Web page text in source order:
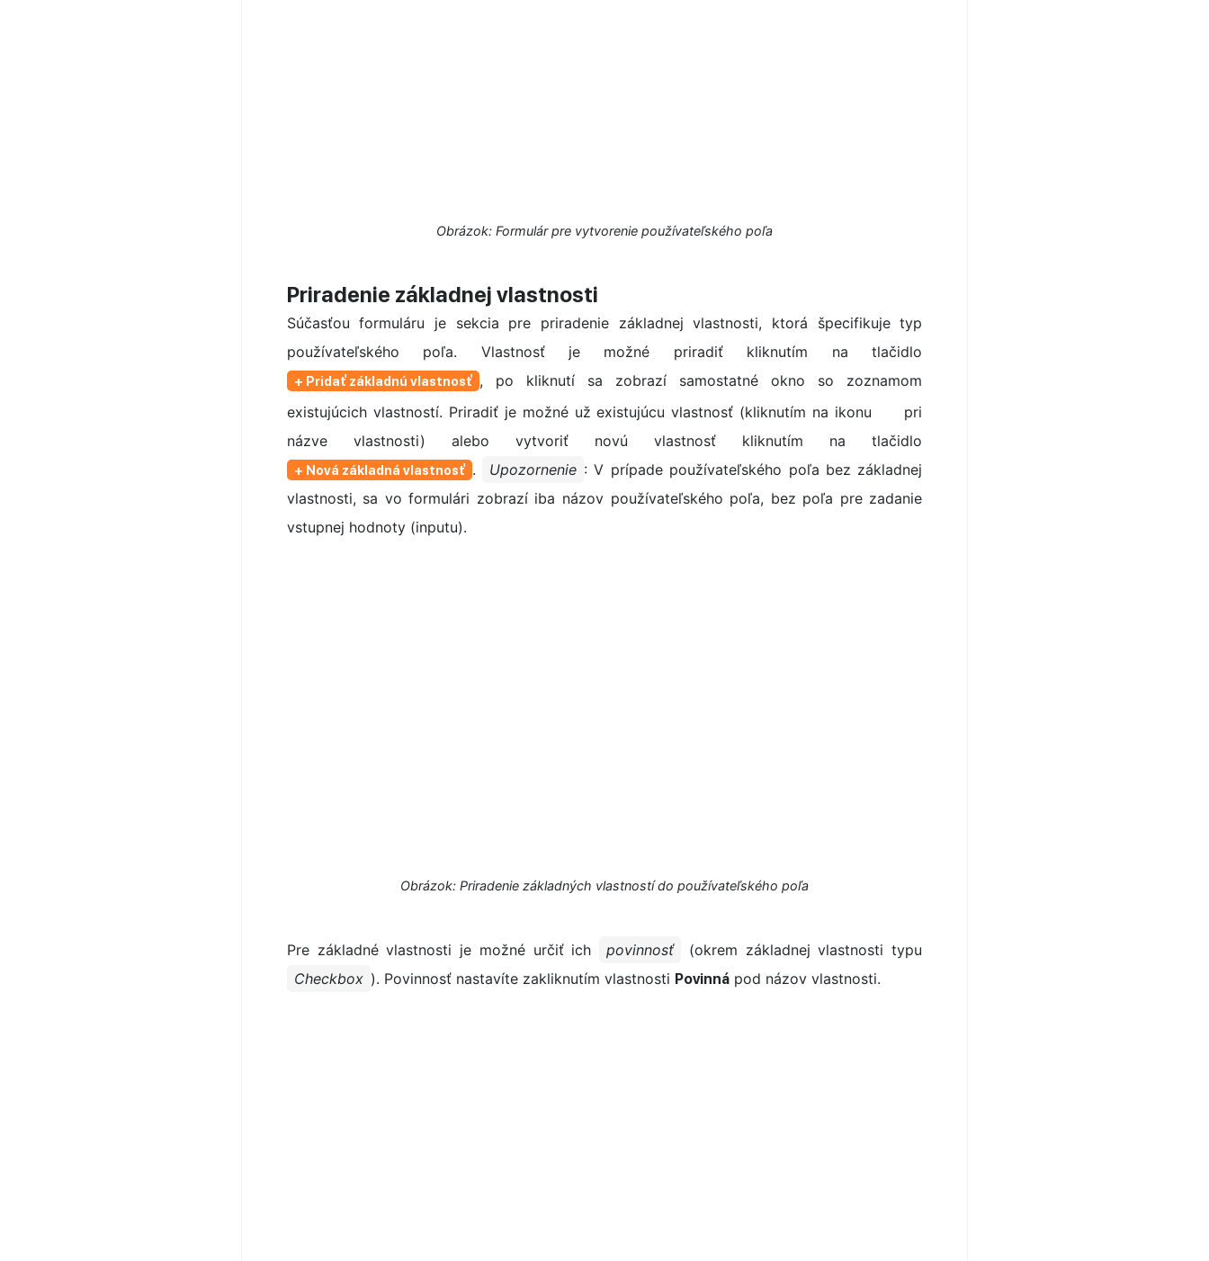
Obrázok: Formulár pre vytvorenie používateľského poľa
Priradenie základnej vlastnosti
Súčasťou formuláru je sekcia pre priradenie základnej vlastnosti, ktorá špecifikuje typ
používateľského poľa. Vlastnosť je možné priradiť kliknutím na tlačidlo
+ Pridať základnú vlastnosť , po kliknutí sa zobrazí samostatné okno so zoznamom
existujúcich vlastností. Priradiť je možné už existujúcu vlastnosť (kliknutím na ikonu
pri
názve vlastnosti) alebo vytvoriť novú vlastnosť kliknutím na tlačidlo
+ Nová základná vlastnosť . Upozornenie : V prípade používateľského poľa bez základnej
vlastnosti, sa vo formulári zobrazí iba názov používateľského poľa, bez poľa pre zadanie
vstupnej hodnoty (inputu).
Obrázok: Priradenie základných vlastností do používateľského poľa
Pre základné vlastnosti je možné určiť ich povinnosť
(okrem základnej vlastnosti typu
Checkbox ). Povinnosť nastavíte zakliknutím vlastnosti Povinnápod názov vlastnosti.